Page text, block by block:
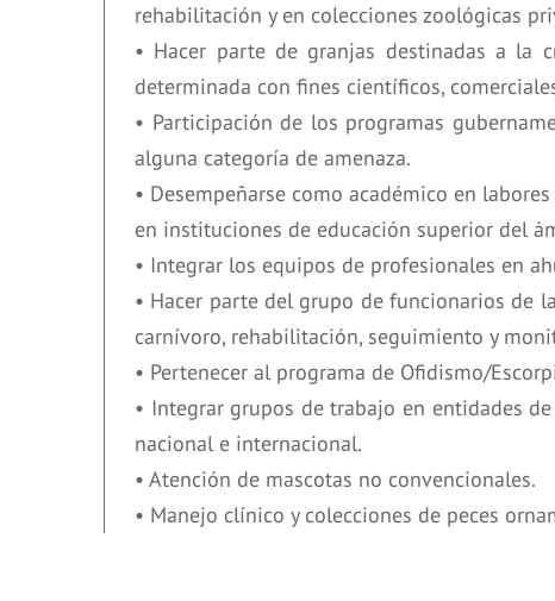
rehabilitación y en colecciones zoológicas
• Hacer parte de granjas destinadas a la
determinada con fines científicos,
• Participación de los programas
alguna categoría de amenaza.
• Desempeñarse como académico en
en instituciones de educación superior del
• Integrar los equipos de profesionales en
• Hacer parte del grupo de funcionarios de
carnívoro, rehabilitación, seguimiento y
• Pertenecer al programa de Ofidismo/
• Integrar grupos de trabajo en entidades
nacional e internacional.
• Atención de mascotas no convencionales.
• Manejo clínico y colecciones de peces